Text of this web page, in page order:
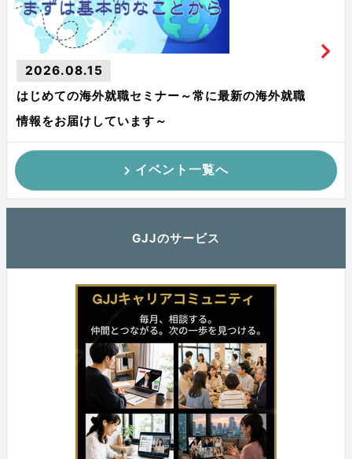
2026.08.15
はじめての海外就職セミナー～常に最新の海外就職
情報をお届けしています～
イベント一覧へ
GJJのサービス